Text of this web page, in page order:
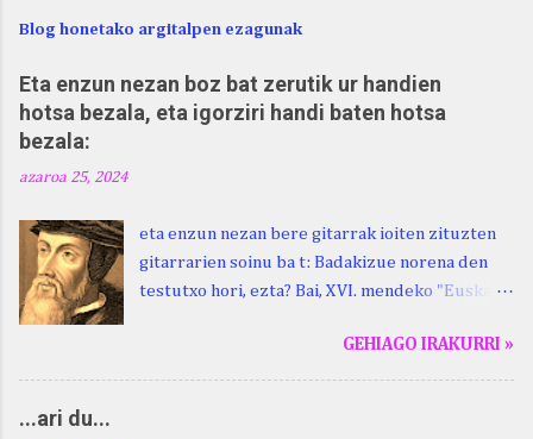
Blog honetako argitalpen ezagunak
Eta enzun nezan boz bat zerutik ur handien
hotsa bezala, eta igorziri handi baten hotsa
bezala:
azaroa 25, 2024
eta enzun nezan bere gitarrak ioiten zituzten
gitarrarien soinu ba t: Badakizue norena den
testutxo hori, ezta? Bai, XVI. mendeko "Euskara
justuri...) hitza berari ikasi genion aspaldixe.
Kontua da, beraren sorterrian, Beskoizen,
GEHIAGO IRAKURRI »
...ari du...